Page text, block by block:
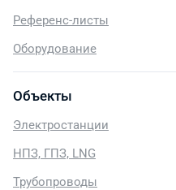
Референс-листы
Оборудование
Объекты
Электростанции
НПЗ, ГПЗ, LNG
Трубопроводы